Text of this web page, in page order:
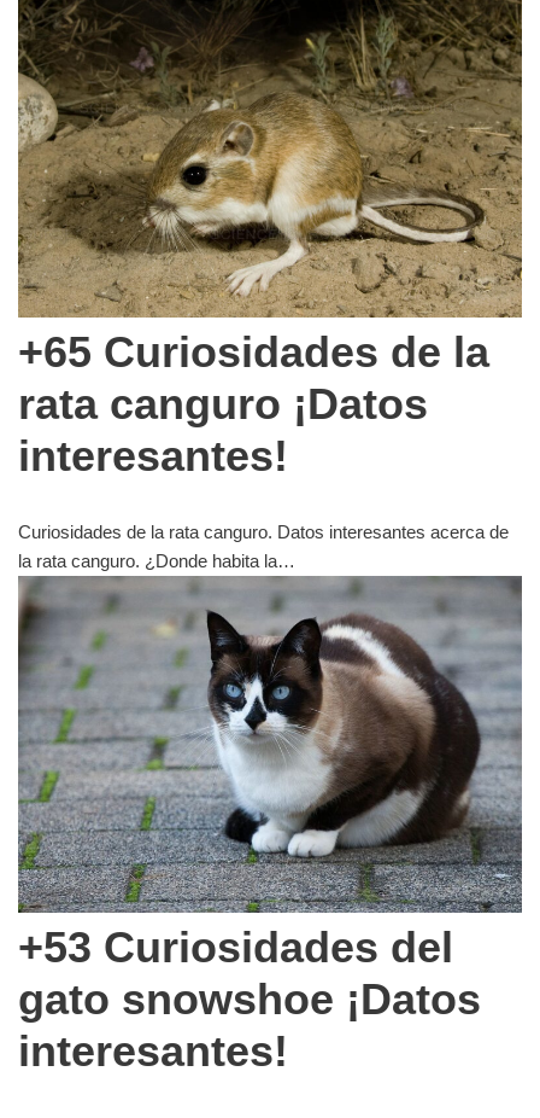
+65 Curiosidades de la
rata canguro ¡Datos
interesantes!
Curiosidades de la rata canguro. Datos interesantes acerca de
la rata canguro. ¿Donde habita la…
+53 Curiosidades del
gato snowshoe ¡Datos
interesantes!